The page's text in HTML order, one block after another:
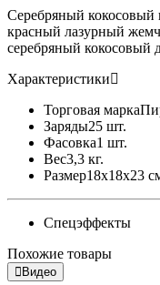
Серебряный кокосовый
красный лазурный
серебряный кокосовый
Характеристики
Торговая марка
Заряды25 шт.
Фасовка1 шт.
Вес3,3 кг.
Размер18x18x23
Спецэффекты
Похожие товары
Видео